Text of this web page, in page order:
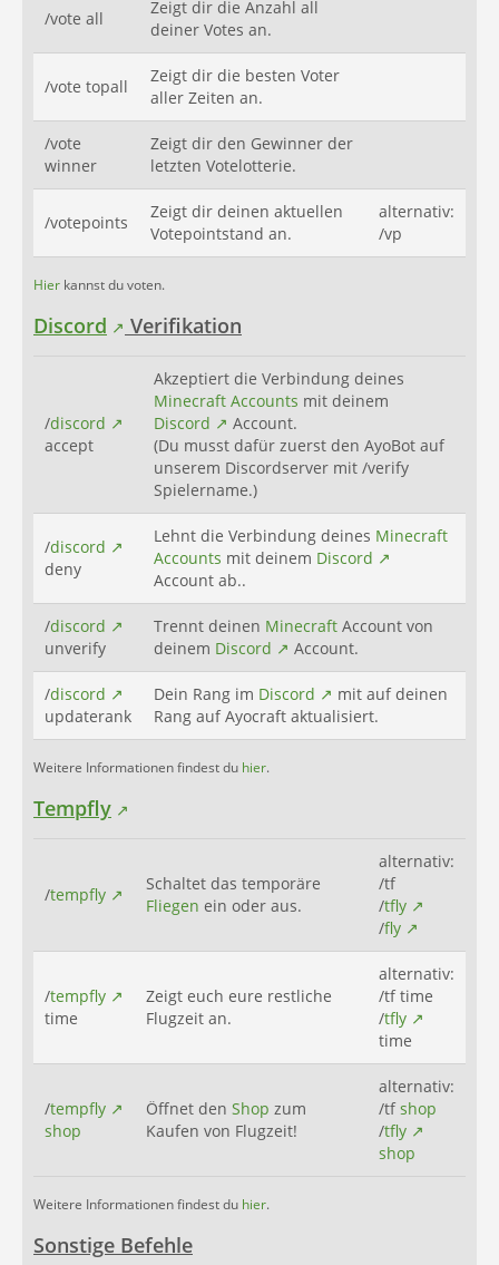
/vote all
Zeigt dir die Anzahl all
deiner Votes an.
/vote topall
Zeigt dir die besten Voter
aller Zeiten an.
/vote
winner
Zeigt dir den Gewinner der
letzten Votelotterie.
/votepoints
Zeigt dir deinen aktuellen
Votepointstand an.
alternativ:
/vp
Hier kannst du voten.
Discord Verifikation
/discord
accept
Akzeptiert die Verbindung deines
Minecraft Accounts mit deinem
Discord
Account.
(Du musst dafür zuerst den AyoBot auf
unserem Discordserver mit /verify
Spielername.)
/discord
deny
Lehnt die Verbindung deines Minecraft
Accounts mit deinem Discord
Account ab..
/discord
unverify
Trennt deinen Minecraft Account von
deinem Discord Account.
/discord
updaterank
Dein Rang im Discord
mit auf deinen
Rang auf Ayocraft aktualisiert.
Weitere Informationen findest du hier.
Tempfly
/tempfly
Schaltet das temporäre
Fliegen ein oder aus.
alternativ:
/tf
/tfly
/fly
/tempfly
time
Zeigt euch eure restliche
Flugzeit an.
alternativ:
/tf time
/tfly
time
/tempfly
shop
Öffnet den Shop zum
Kaufen von Flugzeit!
alternativ:
/tfshop
/tfly
shop
Weitere Informationen findest du hier.
Sonstige Befehle